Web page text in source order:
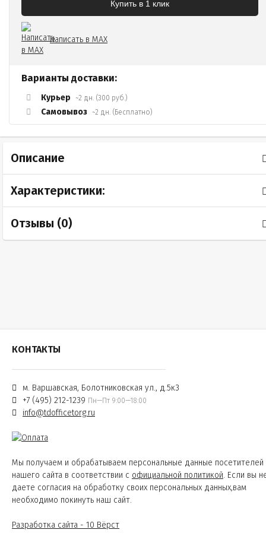
Купить в 1 клик
Написать в MAX
Варианты доставки:
Курьер ~2 дн. (300 руб.)
Самовывоз ~2 дн. (Бесплатно)
Описание
Характеристики:
Отзывы (0)
КОНТАКТЫ
м. Варшавская, Болотниковская ул., д.5к3
+7 (495) 212-1239 Пн—Пт 9:00—18:00
info@tdofficetorg.ru
Мы получаем и обрабатываем персональные данные посетителей
нашего сайта в соответствии с официальной политикой. Если вы
даете согласия на обработку своих персональных данных,вам
необходимо покинуть наш сайт.
Разработка сайта - 10 Вёрст